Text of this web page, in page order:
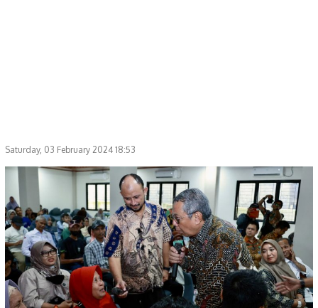
Saturday, 03 February 2024 18:53